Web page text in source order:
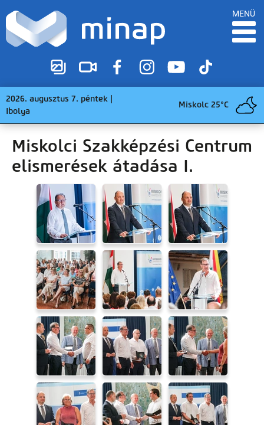
MENÜ
2026. augusztus 7. péntek |
Ibolya
Miskolc 25°C
Miskolci Szakképzési Centrum
elismerések átadása I.